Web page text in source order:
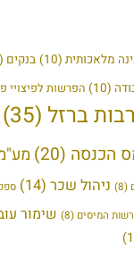
מלאכותית (10) בנקים (10)
(10) הפרשות לפיצויי
ברזל (35)
הכנסה (20)
(8) ניהול שכר (14)
רשות המיסים (8) שימור